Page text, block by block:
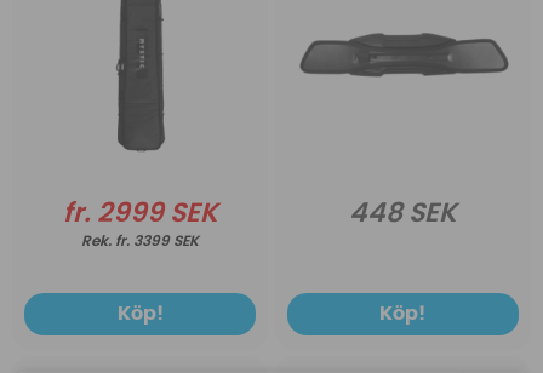
fr. 2999 SEK
fr. 3399 SEK
Köp!
448 SEK
Köp!